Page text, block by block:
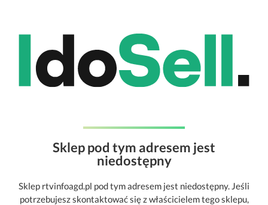
Sklep pod tym adresem jest
niedostępny
Sklep rtvinfoagd.pl pod tym adresem jest niedostępny. Jeśli
potrzebujesz skontaktować się z właścicielem tego sklepu,